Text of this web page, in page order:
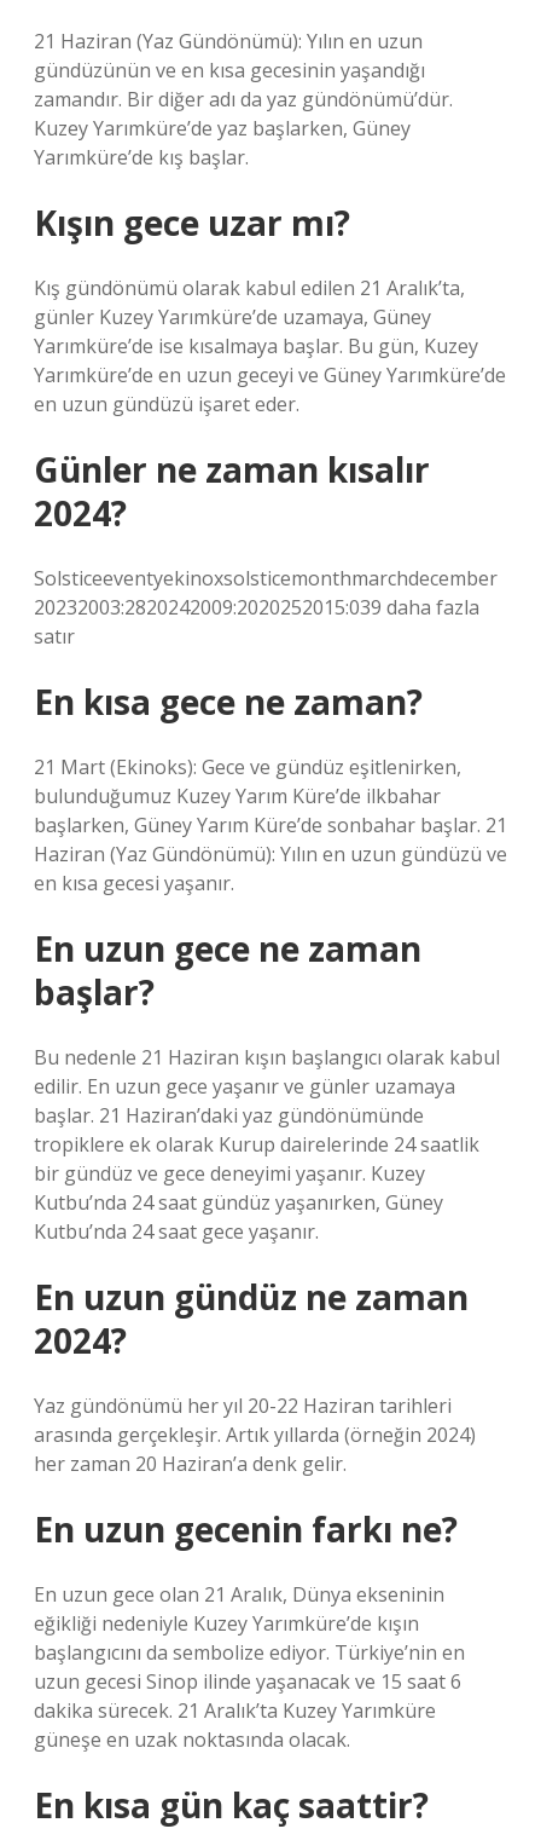
21 Haziran (Yaz Gündönümü): Yılın en uzun
gündüzünün ve en kısa gecesinin yaşandığı
zamandır. Bir diğer adı da yaz gündönümü’dür.
Kuzey Yarımküre’de yaz başlarken, Güney
Yarımküre’de kış başlar.
Kışın gece uzar mı?
Kış gündönümü olarak kabul edilen 21 Aralık’ta,
günler Kuzey Yarımküre’de uzamaya, Güney
Yarımküre’de ise kısalmaya başlar. Bu gün, Kuzey
Yarımküre’de en uzun geceyi ve Güney Yarımküre’de
en uzun gündüzü işaret eder.
Günler ne zaman kısalır
2024?
Solsticeeventyekinoxsolsticemonthmarchdecember
20232003:2820242009:2020252015:039 daha fazla
satır
En kısa gece ne zaman?
21 Mart (Ekinoks): Gece ve gündüz eşitlenirken,
bulunduğumuz Kuzey Yarım Küre’de ilkbahar
başlarken, Güney Yarım Küre’de sonbahar başlar. 21
Haziran (Yaz Gündönümü): Yılın en uzun gündüzü ve
en kısa gecesi yaşanır.
En uzun gece ne zaman
başlar?
Bu nedenle 21 Haziran kışın başlangıcı olarak kabul
edilir. En uzun gece yaşanır ve günler uzamaya
başlar. 21 Haziran’daki yaz gündönümünde
tropiklere ek olarak Kurup dairelerinde 24 saatlik
bir gündüz ve gece deneyimi yaşanır. Kuzey
Kutbu’nda 24 saat gündüz yaşanırken, Güney
Kutbu’nda 24 saat gece yaşanır.
En uzun gündüz ne zaman
2024?
Yaz gündönümü her yıl 20-22 Haziran tarihleri ​​
arasında gerçekleşir. Artık yıllarda (örneğin 2024)
her zaman 20 Haziran’a denk gelir.
En uzun gecenin farkı ne?
En uzun gece olan 21 Aralık, Dünya ekseninin
eğikliği nedeniyle Kuzey Yarımküre’de kışın
başlangıcını da sembolize ediyor. Türkiye’nin en
uzun gecesi Sinop ilinde yaşanacak ve 15 saat 6
dakika sürecek. 21 Aralık’ta Kuzey Yarımküre
güneşe en uzak noktasında olacak.
En kısa gün kaç saattir?